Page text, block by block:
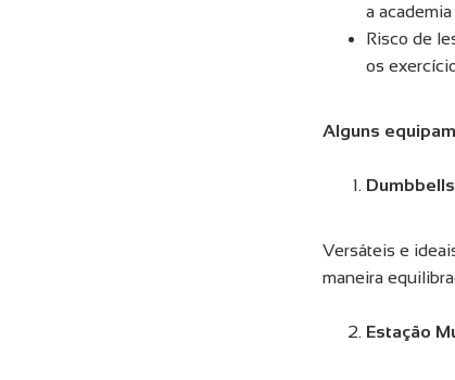
a
Risco de
os
Alguns
Dumbbells
Versáteis e
maneira
Estação